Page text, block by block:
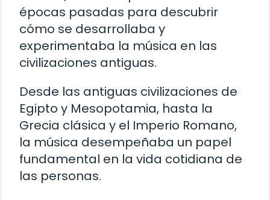
épocas pasadas para descubrir
cómo se desarrollaba y
experimentaba la música en las
civilizaciones antiguas.
Desde las antiguas civilizaciones de
Egipto y Mesopotamia, hasta la
Grecia clásica y el Imperio Romano,
la música desempeñaba un papel
fundamental en la vida cotidiana de
las personas.